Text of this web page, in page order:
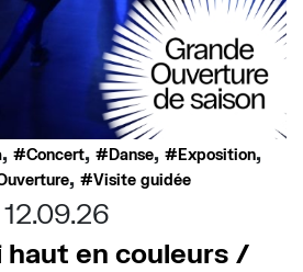
, Concert, Danse, Exposition,
, Visite guidée
12.09.26
haut en couleurs /